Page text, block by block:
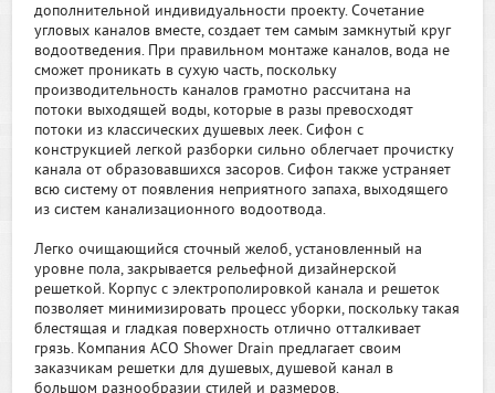
дополнительной индивидуальности проекту. Сочетание
угловых каналов вместе, создает тем самым замкнутый круг
водоотведения. При правильном монтаже каналов, вода не
сможет проникать в сухую часть, поскольку
производительность каналов грамотно рассчитана на
потоки выходящей воды, которые в разы превосходят
потоки из классических душевых леек. Сифон с
конструкцией легкой разборки сильно облегчает прочистку
канала от образовавшихся засоров. Сифон также устраняет
всю систему от появления неприятного запаха, выходящего
из систем канализационного водоотвода.
Легко очищающийся сточный желоб, установленный на
уровне пола, закрывается рельефной дизайнерской
решеткой. Корпус с электрополировкой канала и решеток
позволяет минимизировать процесс уборки, поскольку такая
блестящая и гладкая поверхность отлично отталкивает
грязь. Компания ACO Shower Drain предлагает своим
заказчикам решетки для душевых, душевой канал в
большом разнообразии стилей и размеров.